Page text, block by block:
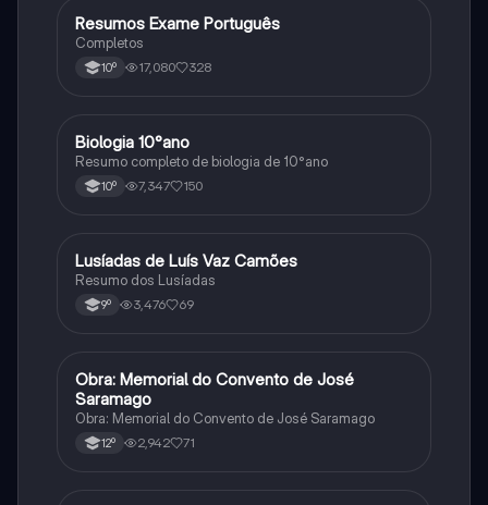
Português
Resumos Exame Português
Completos
10º 17,080 328
Biologia
Biologia 10°ano
Resumo completo de biologia de 10°ano
10º 7,347 150
Português
Lusíadas de Luís Vaz Camões
Resumo dos Lusíadas
9º 3,476 69
Português
Obra: Memorial do Convento de José
Saramago
Obra: Memorial do Convento de José Saramago
12º 2,942 71